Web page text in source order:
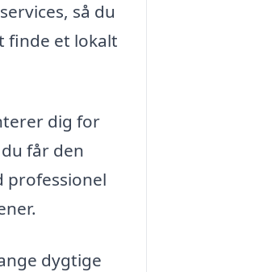
så du
finde et lokalt
dig for
får den
professionel
dygtige